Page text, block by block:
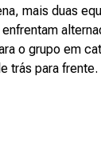
mais duas
o grupo em
trás para frente.